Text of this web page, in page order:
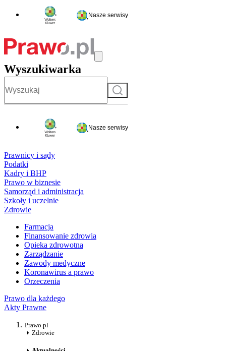
Nasze serwisy
Wyszukiwarka
Szukaj
Nasze serwisy
Prawnicy i sądy
Podatki
Kadry i BHP
Prawo w biznesie
Samorząd i administracja
Szkoły i uczelnie
Zdrowie
Farmacja
Finansowanie zdrowia
Opieka zdrowotna
Zarządzanie
Zawody medyczne
Koronawirus a prawo
Orzeczenia
Prawo dla każdego
Akty Prawne
Prawo.pl
Zdrowie